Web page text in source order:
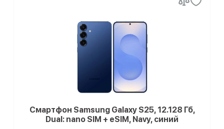
Смартфон Samsung Galaxy S25, 12.128 Гб,
Dual: nano SIM + eSIM, Navy, синий